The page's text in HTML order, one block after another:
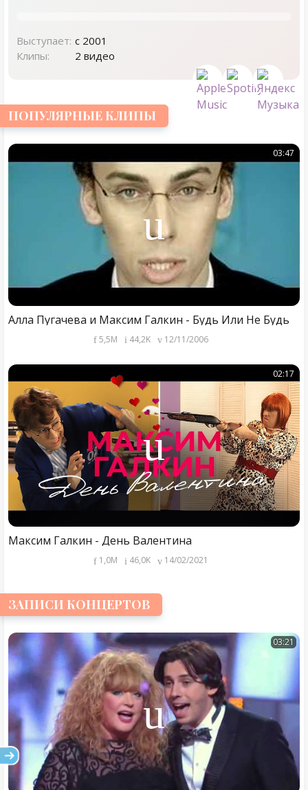
Выступает: с 2001
Клипы:
2 видео
ПОПУЛЯРНЫЕ КЛИПЫ
03:47
Алла Пугачева и Максим Галкин - Будь Или Не Будь
5,5M 44,2K 12/11/2006
02:17
Максим Галкин - День Валентина
1,0M 46,0K 14/02/2021
ЗАПИСИ КОНЦЕРТОВ
03:21